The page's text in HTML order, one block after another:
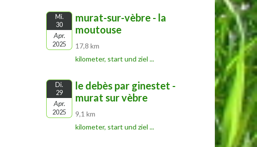
Mi.
30
Apr.
2025
murat-sur-vèbre - la
moutouse
17,8 km
kilometer, start und ziel ...
Di.
29
Apr.
2025
le debès par ginestet -
murat sur vèbre
9,1 km
kilometer, start und ziel ...